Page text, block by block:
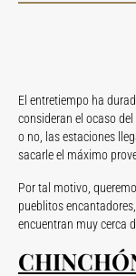
El entretiempo ha
consideran el ocaso
o no, las estaciones
sacarle el máximo
Por tal motivo,
pueblitos
encuentran muy cerca